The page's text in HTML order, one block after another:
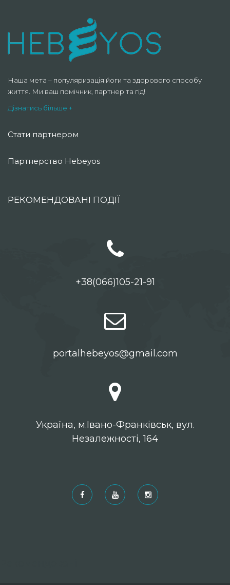
Наша мета – популяризація йоги та здорового способу
життя. Ми ваш помічник, партнер та гід!
Дізнатись більше +
Стати партнером
Партнерство Hebeyos
РЕКОМЕНДОВАНІ ПОДІЇ
+38(066)105-21-91
portalhebeyos@gmail.com
Українa, м.Івано-Франківськ, вул.
Незалежності, 164